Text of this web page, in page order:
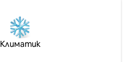
Климатик